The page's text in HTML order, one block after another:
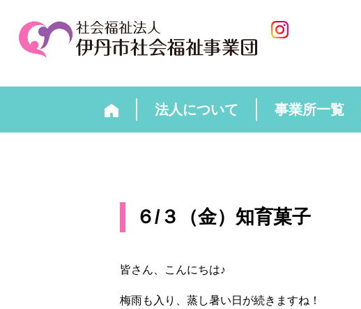
法人について 事業所一覧
６/３（金）知育菓子
皆さん、こんにちは♪
梅雨も入り、蒸し暑い日が続きますね！